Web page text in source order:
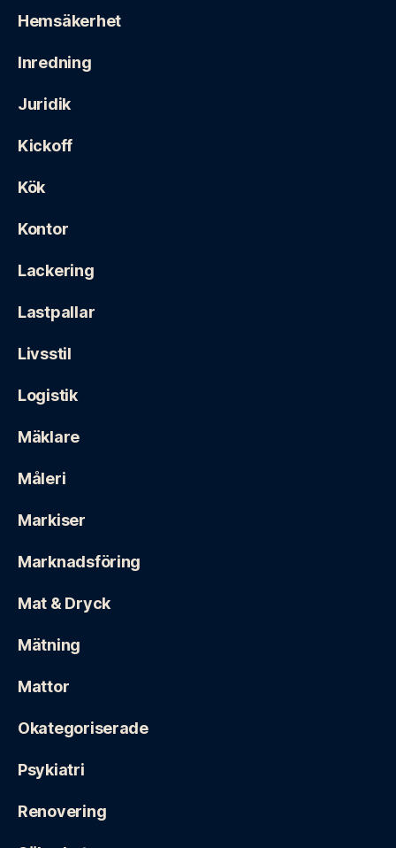
Hemsäkerhet
Inredning
Juridik
Kickoff
Kök
Kontor
Lackering
Lastpallar
Livsstil
Logistik
Mäklare
Måleri
Markiser
Marknadsföring
Mat & Dryck
Mätning
Mattor
Okategoriserade
Psykiatri
Renovering